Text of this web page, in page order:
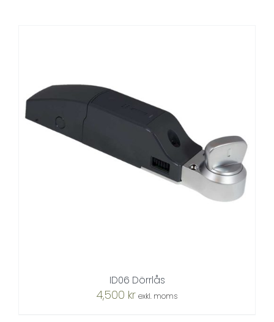
ID06 Dörrlås
4,500 kr exkl. moms